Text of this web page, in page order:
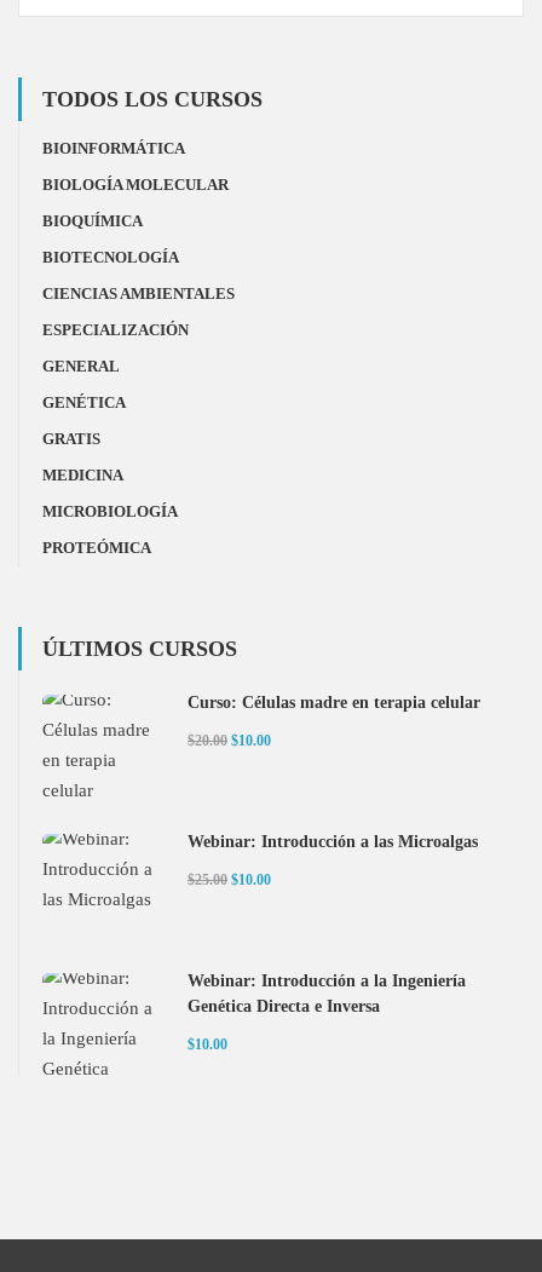
TODOS LOS CURSOS
BIOINFORMÁTICA
BIOLOGÍA MOLECULAR
BIOQUÍMICA
BIOTECNOLOGÍA
CIENCIAS AMBIENTALES
ESPECIALIZACIÓN
GENERAL
GENÉTICA
GRATIS
MEDICINA
MICROBIOLOGÍA
PROTEÓMICA
ÚLTIMOS CURSOS
Curso: Células madre en terapia celular
$20.00 $10.00
Webinar: Introducción a las Microalgas
$25.00 $10.00
Webinar: Introducción a la Ingeniería
Genética Directa e Inversa
$10.00